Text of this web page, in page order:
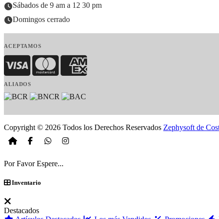
Sábados de 9 am a 12 30 pm
Domingos cerrado
ACEPTAMOS
Visa MasterCardAmerican Express
ALIADOS
Copyright © 2026 Todos los Derechos Reservados Zephysoft de
Por Favor Espere...
Inventario
Destacados